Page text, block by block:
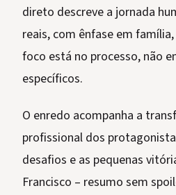
direto descreve a jornada
reais, com ênfase em
foco está no processo, não
específicos.
O enredo acompanha a
profissional dos
desafios e as pequenas
Francisco – resumo sem